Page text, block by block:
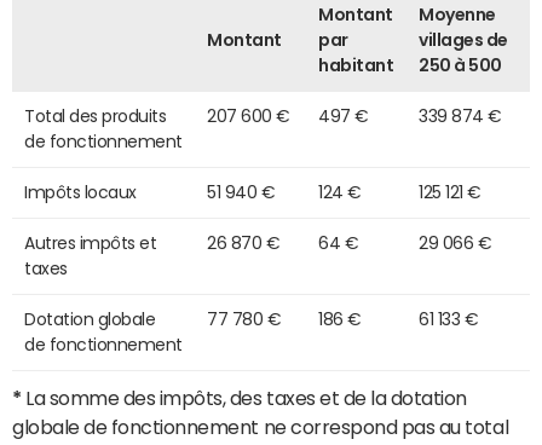
Montant
Montant
par
habitant
Moyenne
villages de
250 à 500
Total des produits
de fonctionnement
207 600 € 497 € 339 874 €
Impôts locaux 51 940 € 124 € 125 121 €
Autres impôts et
taxes
26 870 € 64 € 29 066 €
Dotation globale
de fonctionnement
77 780 € 186 € 61 133 €
* La somme des impôts, des taxes et de la dotation
globale de fonctionnement ne correspond pas au total